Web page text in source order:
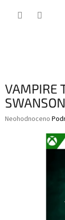
VAMPIRE
Průměrné
Neohodnoceno